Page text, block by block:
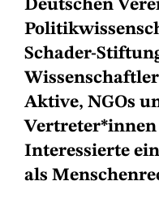
Deutschen
Schader-
Aktive, NGOs
Vertreter*innen
Interessierte
als